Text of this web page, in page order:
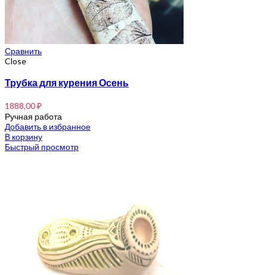
Сравнить
Close
Трубка для курения Осень
1888,00₽
Ручная работа
Добавить в избранное
В корзину
Быстрый просмотр